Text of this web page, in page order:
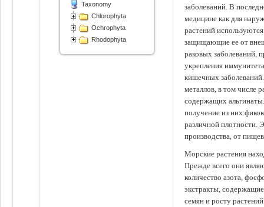
заболеваний. В
медицине как для
растений
защищающие ее от
раковых заболеваний,
укрепления
кишечных
металлов, в том числе
содержащих
получение из них
различной плотности.
производства, от
Морские растения
Прежде всего они
количество азота,
экстракты,
семян и росту
Taxonomy
Chlorophyta
Ochrophyta
Rhodophyta